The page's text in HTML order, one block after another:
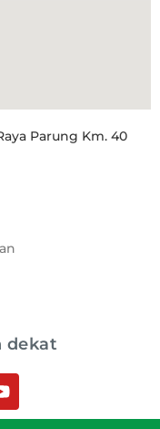
Parung Km. 40
dekat